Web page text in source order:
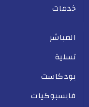
خدمات
المباشر
تسلية
بودكاست
فايسبوكيات